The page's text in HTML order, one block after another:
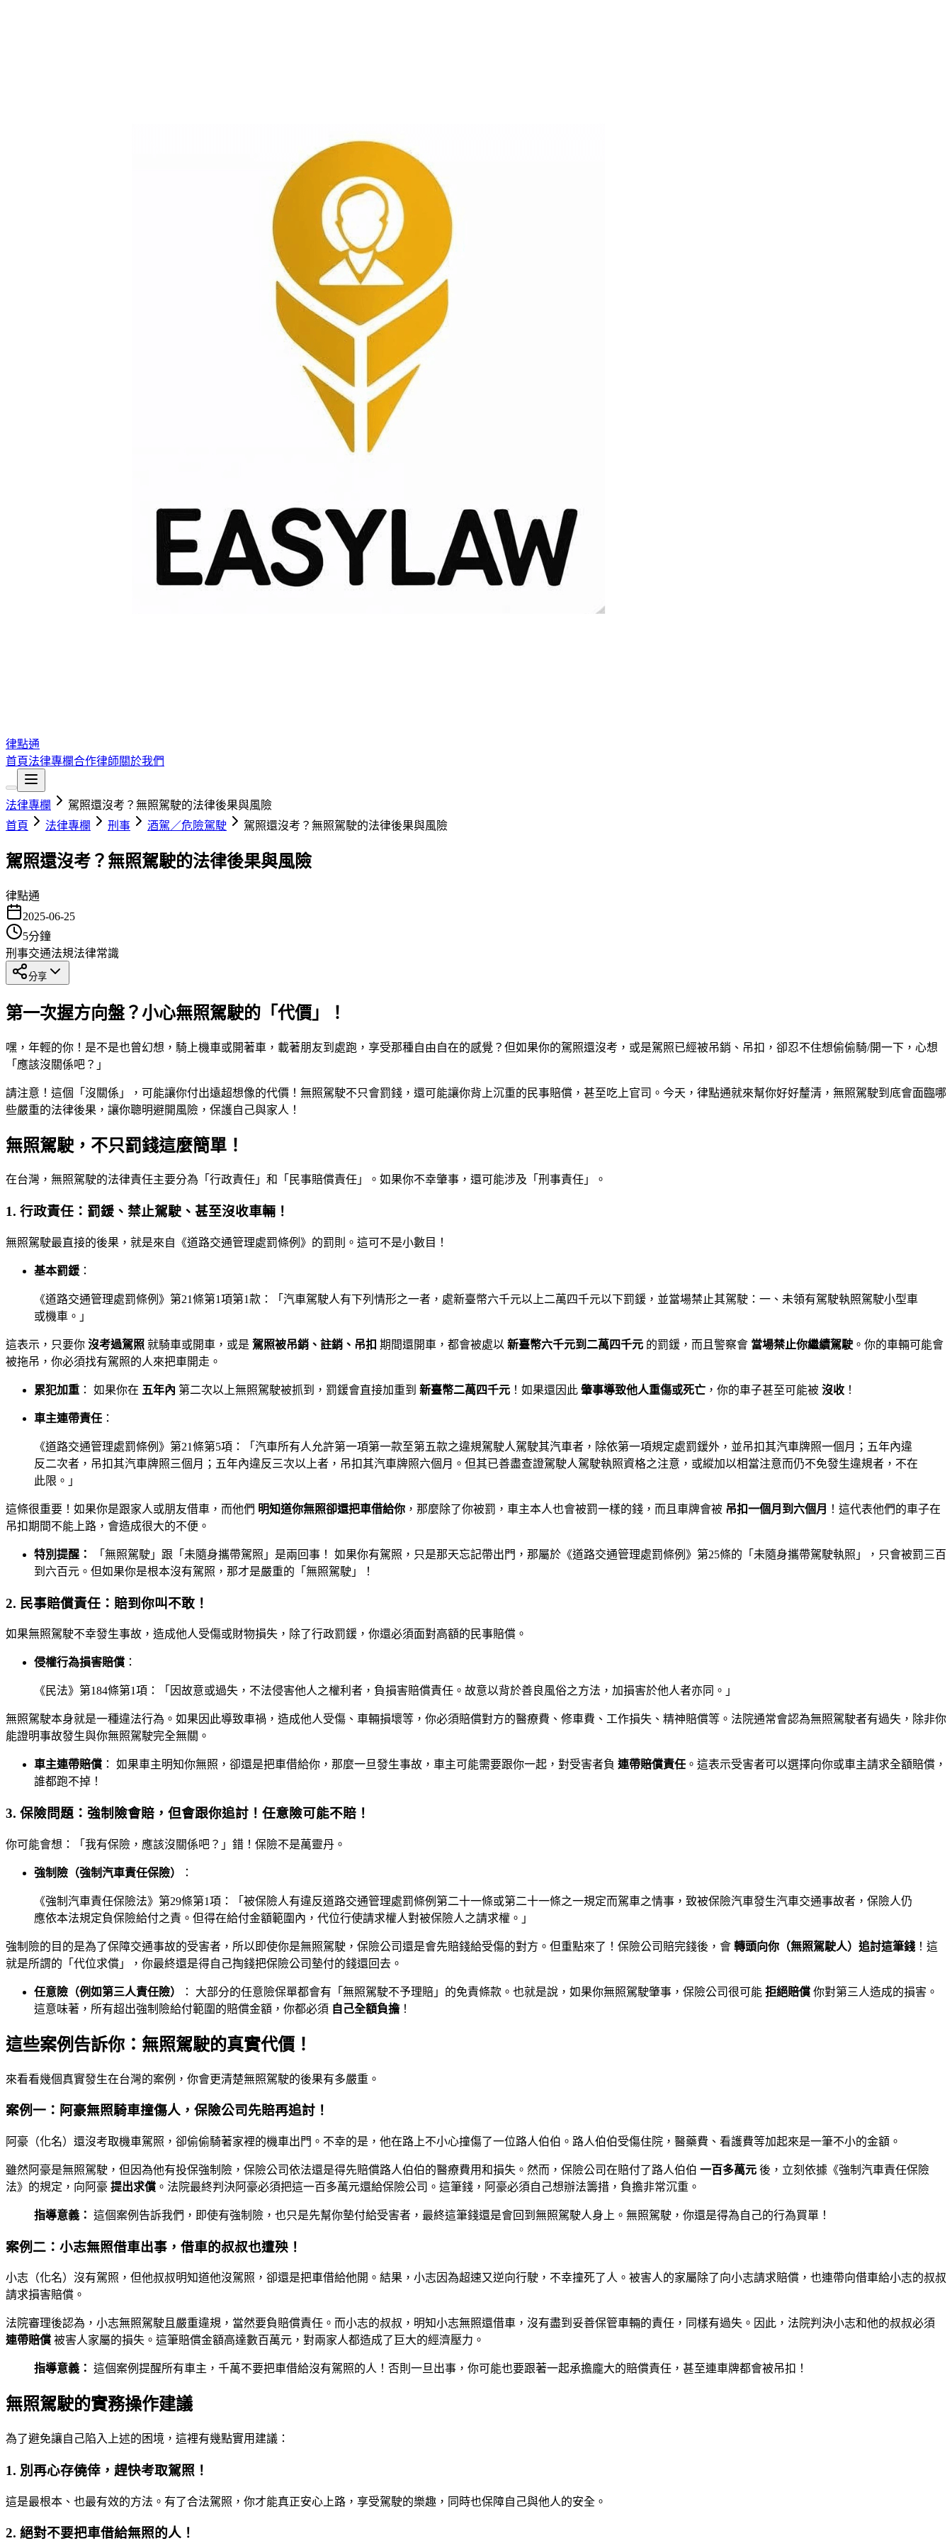
律點通
首頁法律專欄合作律師關於我們
法律專欄
駕照還沒考？無照駕駛的法律後果與風險
首頁
法律專欄 刑事 酒駕／危險駕駛 駕照還沒考？無照駕駛的法律後果與風險
駕照還沒考？無照駕駛的法律後果與風險
律點通
2025-06-25
5分鐘
刑事交通法規法律常識
分享
第一次握方向盤？小心無照駕駛的「代價」！
嘿，年輕的你！是不是也曾幻想，騎上機車或開著車，載著朋友到處跑，享受那種自由自在的感覺？但如果你的駕照還沒考，或是駕照已經被吊銷、吊扣，卻忍不住想偷偷騎/開一下，心想
「應該沒關係吧？」
請注意！這個「沒關係」，可能讓你付出遠超想像的代價！無照駕駛不只會罰錢，還可能讓你背上沉重的民事賠償，甚至吃上官司。今天，律點通就來幫你好好釐清，無照駕駛到底會面臨哪
些嚴重的法律後果，讓你聰明避開風險，保護自己與家人！
無照駕駛，不只罰錢這麼簡單！
在台灣，無照駕駛的法律責任主要分為「行政責任」和「民事賠償責任」。如果你不幸肇事，還可能涉及「刑事責任」。
1. 行政責任：罰鍰、禁止駕駛、甚至沒收車輛！
無照駕駛最直接的後果，就是來自《道路交通管理處罰條例》的罰則。這可不是小數目！
基本罰鍰 ：
《道路交通管理處罰條例》第21條第1項第1款：「汽車駕駛人有下列情形之一者，處新臺幣六千元以上二萬四千元以下罰鍰，並當場禁止其駕駛：一、未領有駕駛執照駕駛小型車
或機車。」
這表示，只要你 沒考過駕照 就騎車或開車，或是 駕照被吊銷、註銷、吊扣 期間還開車，都會被處以 新臺幣六千元到二萬四千元 的罰鍰，而且警察會 當場禁止你繼續駕駛 。你的車輛可能會
被拖吊，你必須找有駕照的人來把車開走。
累犯加重 ： 如果你在 五年內 第二次以上無照駕駛被抓到，罰鍰會直接加重到 新臺幣二萬四千元 ！如果還因此 肇事導致他人重傷或死亡 ，你的車子甚至可能被 沒收 ！
車主連帶責任 ：
《道路交通管理處罰條例》第21條第5項：「汽車所有人允許第一項第一款至第五款之違規駕駛人駕駛其汽車者，除依第一項規定處罰鍰外，並吊扣其汽車牌照一個月；五年內違
反二次者，吊扣其汽車牌照三個月；五年內違反三次以上者，吊扣其汽車牌照六個月。但其已善盡查證駕駛人駕駛執照資格之注意，或縱加以相當注意而仍不免發生違規者，不在
此限。」
這條很重要！如果你是跟家人或朋友借車，而他們 明知道你無照卻還把車借給你 ，那麼除了你被罰，車主本人也會被罰一樣的錢，而且車牌會被 吊扣一個月到六個月
！這代表他們的車子在
吊扣期間不能上路，會造成很大的不便。
特別提醒：
「無照駕駛」跟「未隨身攜帶駕照」是兩回事！ 如果你有駕照，只是那天忘記帶出門，那屬於《道路交通管理處罰條例》第25條的「未隨身攜帶駕駛執照」，只會被罰三百
到六百元。但如果你是根本沒有駕照，那才是嚴重的「無照駕駛」！
2. 民事賠償責任：賠到你叫不敢！
如果無照駕駛不幸發生事故，造成他人受傷或財物損失，除了行政罰鍰，你還必須面對高額的民事賠償。
侵權行為損害賠償 ：
《民法》第184條第1項：「因故意或過失，不法侵害他人之權利者，負損害賠償責任。故意以背於善良風俗之方法，加損害於他人者亦同。」
無照駕駛本身就是一種違法行為。如果因此導致車禍，造成他人受傷、車輛損壞等，你必須賠償對方的醫療費、修車費、工作損失、精神賠償等。法院通常會認為無照駕駛者有過失，除非你
能證明事故發生與你無照駕駛完全無關。
車主連帶賠償 ： 如果車主明知你無照，卻還是把車借給你，那麼一旦發生事故，車主可能需要跟你一起，對受害者負 連帶賠償責任 。這表示受害者可以選擇向你或車主請求全額賠償，
誰都跑不掉！
3. 保險問題：強制險會賠，但會跟你追討！任意險可能不賠！
你可能會想：「我有保險，應該沒關係吧？」錯！保險不是萬靈丹。
強制險（強制汽車責任保險） ：
《強制汽車責任保險法》第29條第1項：「被保險人有違反道路交通管理處罰條例第二十一條或第二十一條之一規定而駕車之情事，致被保險汽車發生汽車交通事故者，保險人仍
應依本法規定負保險給付之責。但得在給付金額範圍內，代位行使請求權人對被保險人之請求權。」
強制險的目的是為了保障交通事故的受害者，所以即使你是無照駕駛，保險公司還是會先賠錢給受傷的對方。但重點來了！保險公司賠完錢後，會 轉頭向你（無照駕駛人）追討這筆錢 ！這
就是所謂的「代位求償」，你最終還是得自己掏錢把保險公司墊付的錢還回去。
任意險（例如第三人責任險） ： 大部分的任意險保單都會有「無照駕駛不予理賠」的免責條款。也就是說，如果你無照駕駛肇事，保險公司很可能 拒絕賠償 你對第三人造成的損害。
這意味著，所有超出強制險給付範圍的賠償金額，你都必須 自己全額負擔 ！
這些案例告訴你：無照駕駛的真實代價！
來看看幾個真實發生在台灣的案例，你會更清楚無照駕駛的後果有多嚴重。
案例一：阿豪無照騎車撞傷人，保險公司先賠再追討！
阿豪（化名）還沒考取機車駕照，卻偷偷騎著家裡的機車出門。不幸的是，他在路上不小心撞傷了一位路人伯伯。路人伯伯受傷住院，醫藥費、看護費等加起來是一筆不小的金額。
雖然阿豪是無照駕駛，但因為他有投保強制險，保險公司依法還是得先賠償路人伯伯的醫療費用和損失。然而，保險公司在賠付了路人伯伯 一百多萬元 後，立刻依據《強制汽車責任保險
法》的規定，向阿豪 提出求償 。法院最終判決阿豪必須把這一百多萬元還給保險公司。這筆錢，阿豪必須自己想辦法籌措，負擔非常沉重。
指導意義： 這個案例告訴我們，即使有強制險，也只是先幫你墊付給受害者，最終這筆錢還是會回到無照駕駛人身上。無照駕駛，你還是得為自己的行為買單！
案例二：小志無照借車出事，借車的叔叔也遭殃！
小志（化名）沒有駕照，但他叔叔明知道他沒駕照，卻還是把車借給他開。結果，小志因為超速又逆向行駛，不幸撞死了人。被害人的家屬除了向小志請求賠償，也連帶向借車給小志的叔叔
請求損害賠償。
法院審理後認為，小志無照駕駛且嚴重違規，當然要負賠償責任。而小志的叔叔，明知小志無照還借車，沒有盡到妥善保管車輛的責任，同樣有過失。因此，法院判決小志和他的叔叔必須
連帶賠償 被害人家屬的損失。這筆賠償金額高達數百萬元，對兩家人都造成了巨大的經濟壓力。
指導意義： 這個案例提醒所有車主，千萬不要把車借給沒有駕照的人！否則一旦出事，你可能也要跟著一起承擔龐大的賠償責任，甚至連車牌都會被吊扣！
無照駕駛的實務操作建議
為了避免讓自己陷入上述的困境，這裡有幾點實用建議：
1. 別再心存僥倖，趕快考取駕照！
這是最根本、也最有效的方法。有了合法駕照，你才能真正安心上路，享受駕駛的樂趣，同時也保障自己與他人的安全。
2. 絕對不要把車借給無照的人！